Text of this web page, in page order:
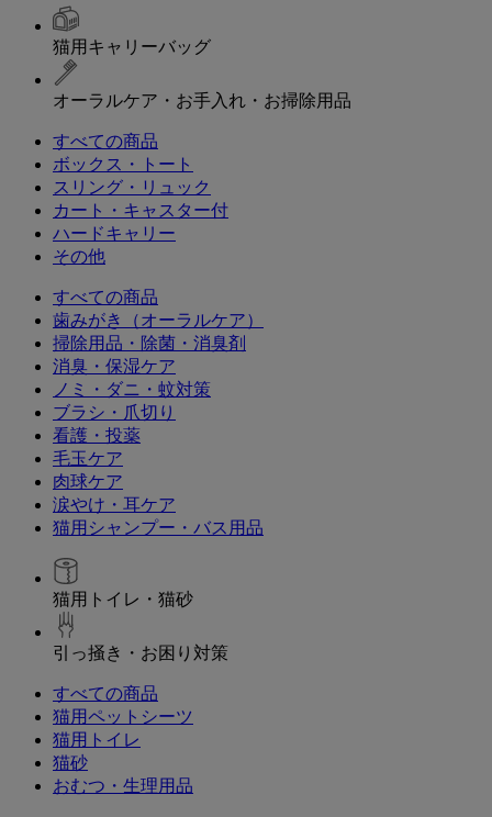
猫用キャリーバッグ
オーラルケア・お手入れ・お掃除用品
すべての商品
ボックス・トート
スリング・リュック
カート・キャスター付
ハードキャリー
その他
すべての商品
歯みがき（オーラルケア）
掃除用品・除菌・消臭剤
消臭・保湿ケア
ノミ・ダニ・蚊対策
ブラシ・爪切り
看護・投薬
毛玉ケア
肉球ケア
涙やけ・耳ケア
猫用シャンプー・バス用品
猫用トイレ・猫砂
引っ掻き・お困り対策
すべての商品
猫用ペットシーツ
猫用トイレ
猫砂
おむつ・生理用品